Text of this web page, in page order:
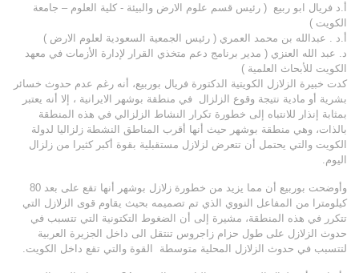
أ.د فريال ابو ربيع ( رئيس قسم علوم الارض والبيئة - كلية العلوم – جامعة
الكويت )
أ.د . عبدالله بن محمد العمري ( رئيس الجمعية السعودية لعلوم الارض )
د. عبد الله العنزي ( مدير برنامج دعم متخذي القرار لإدارة الأزمات في معهد
الكويت للأبحاث العلمية )
كدت خبيرة الزلازل الكويتية الدكتورة فريال بوربيع، أنه رغم عدم حدوث خسائر
بشرية أو مادية نتيجة وقوع الزلزال في منطقة بوشهر الايرانية ، إلا أنه يعتبر
بمثابة إنذار للانتباه إلى خطورة تكرار النشاط الزلزالي في هذه المنطقة
بالذات، وهي منطقة بوشهر حيث أنها أقرب المناطق النشطة زلزاليا لدولة
الكويت والتي يحتمل أن تتعرض لزلازل مستقبلية بقوة أكبر كثيرا من زلزال
اليوم.
وأوضحت بوربيع أن مما يزيد من خطورة زلازل بوشهر أنها تقع على بعد 80
كيلومترا من المفاعل النووي الذي تم تصميمه بحيث يقاوم قوى الزلازل التي
تتكرر في هذه المنطقة، مشيرة إلى أن الضغوط التكتونية التي تتسبب في
حدوث الزلازل على طول حزام زاجروس تنتقل الى داخل الجزيرة العربية
لتتسبب في حدوث الزلازل المحلية متوسطة القوة والتي تقع داخل الكويت.